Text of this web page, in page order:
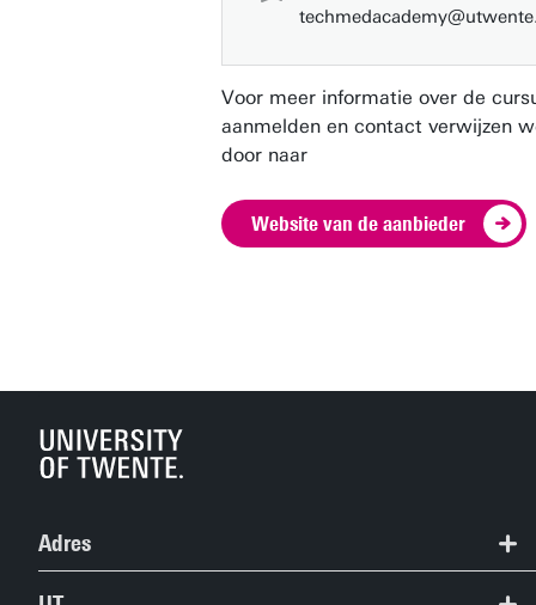
Voor meer informatie over de
aanmelden en contact verwijzen
door naar
Website van de aanbieder
Adres